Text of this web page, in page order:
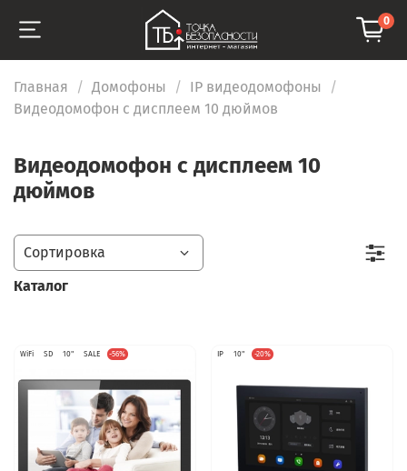
0
Главная Домофоны
IP видеодомофоны
Видеодомофон с дисплеем 10 дюймов
Видеодомофон с дисплеем 10
дюймов
WiFi SD 10" SALE -56% IP 10" -20%
Каталог